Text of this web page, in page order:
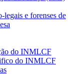
legais e forenses de
do INMLCF
do INMLCF